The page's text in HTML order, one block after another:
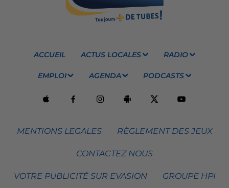
ACCUEIL ACTUS LOCALES RADIO
EMPLOI AGENDA PODCASTS
MENTIONS LEGALES RÈGLEMENT DES JEUX
CONTACTEZ NOUS
VOTRE PUBLICITÉ SUR EVASION GROUPE HPI